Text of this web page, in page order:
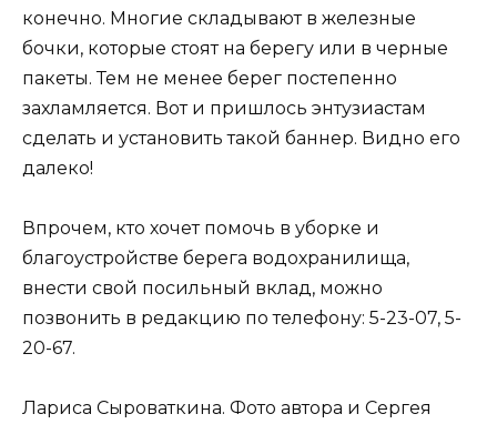
конечно. Многие складывают в железные
бочки, которые стоят на берегу или в черные
пакеты. Тем не менее берег постепенно
захламляется. Вот и пришлось энтузиастам
сделать и установить такой баннер. Видно его
далеко!
Впрочем, кто хочет помочь в уборке и
благоустройстве берега водохранилища,
внести свой посильный вклад, можно
позвонить в редакцию по телефону: 5-23-07, 5-
20-67.
Лариса Сыроваткина. Фото автора и Сергея